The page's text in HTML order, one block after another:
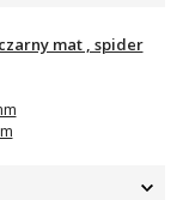
mat , spider